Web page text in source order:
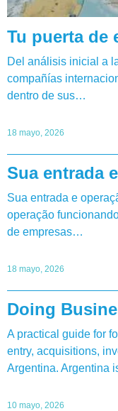
Tu puerta de
Del análisis inicial a
compañías
dentro de sus…
18 mayo, 2026
Sua entrada
Sua entrada e
operação
de empresas…
18 mayo, 2026
Doing
A practical guide for
entry, acquisitions,
Argentina. Argentina
10 mayo, 2026